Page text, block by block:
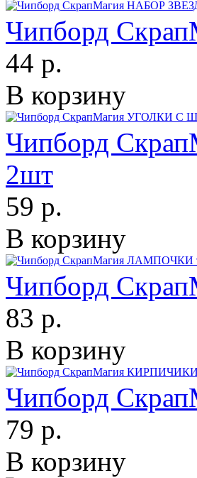
Чипборд
44 р.
В корзину
Чипборд
2шт
59 р.
В корзину
Чипборд
83 р.
В корзину
Чипборд
79 р.
В корзину